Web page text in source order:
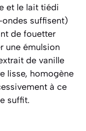
et le lait tiédi
suffisent)
de fouetter
une émulsion
de vanille
lisse, homogène
à ce
suffit.